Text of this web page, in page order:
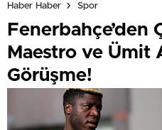
Haber Haber Spor
Fenerbahçe’den
Maestro ve Ümit
Görüşme!